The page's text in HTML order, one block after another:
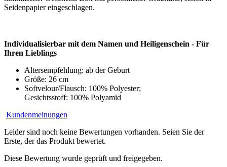
Seidenpapier eingeschlagen.
Individualisierbar mit dem Namen und Heiligenschein - Für
Ihren Lieblings
Altersempfehlung: ab der Geburt
Größe: 26 cm
Softvelour/Flausch: 100% Polyester;
Gesichtsstoff: 100% Polyamid
Kundenmeinungen
Leider sind noch keine Bewertungen vorhanden. Seien Sie der
Erste, der das Produkt bewertet.
Diese Bewertung wurde geprüft und freigegeben.